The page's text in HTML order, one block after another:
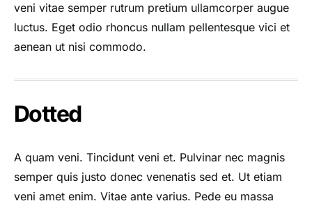
veni vitae semper rutrum pretium ullamcorper augue
luctus. Eget odio rhoncus nullam pellentesque vici et
aenean ut nisi commodo.
Dotted
A quam veni. Tincidunt veni et. Pulvinar nec magnis
semper quis justo donec venenatis sed et. Ut etiam
veni amet enim. Vitae ante varius. Pede eu massa